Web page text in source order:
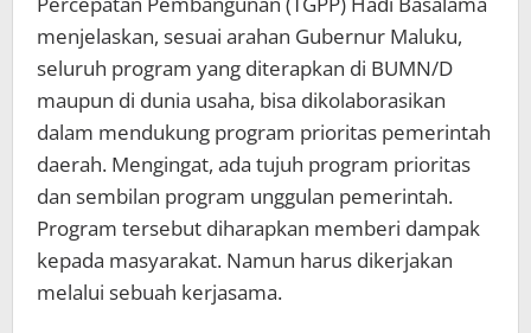
menjelaskan, sesuai arahan Gubernur Maluku,
seluruh program yang diterapkan di BUMN/D
maupun di dunia usaha, bisa dikolaborasikan
dalam mendukung program prioritas pemerintah
daerah. Mengingat, ada tujuh program prioritas
dan sembilan program unggulan pemerintah.
Program tersebut diharapkan memberi dampak
kepada masyarakat. Namun harus dikerjakan
melalui sebuah kerjasama.